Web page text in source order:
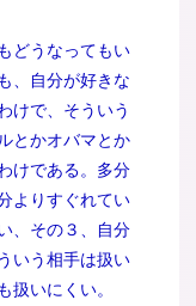
どうなってもい
、自分が好きな
けで、そういう
とかオバマとか
けである。多分
よりすぐれてい
、その３、自分
いう相手は扱い
扱いにくい。